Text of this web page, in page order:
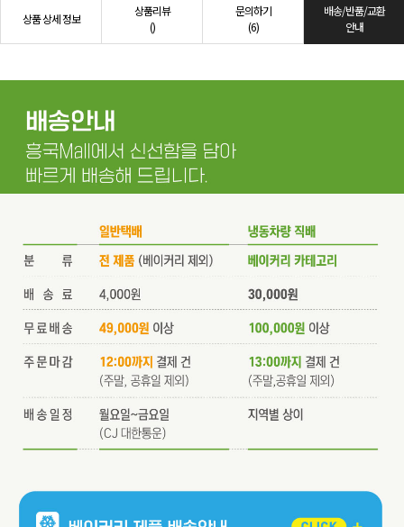
상품 상세 정보
상품리뷰
()
문의하기
(6)
배송/반품/교환
안내